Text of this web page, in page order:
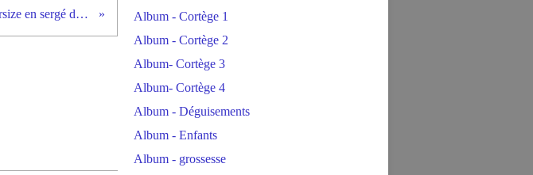
Manteau oversize en sergé de laine noir
Album - Cortège 1
Album - Cortège 2
Album- Cortège 3
Album- Cortège 4
Album - Déguisements
Album - Enfants
Album - grossesse